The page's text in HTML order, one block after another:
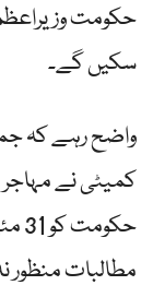
حکومت
سکیں گے۔
واضح رہے کہ
کمیٹی نے